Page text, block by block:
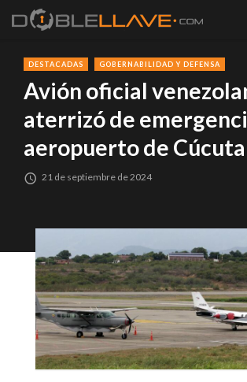
DESTACADAS GOBERNABILIDAD Y DEFENSA
Avión oficial
aterrizó de
aeropuerto de Cúcuta
21 de septiembre de 2024